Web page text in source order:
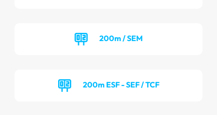
200m / SEM
200m ESF - SEF / TCF